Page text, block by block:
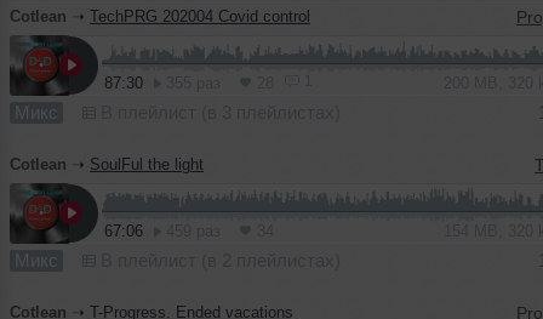
Cotlean ➝ TechPRG 202004 Covid control
87:30
Микс
Cotlean ➝ SoulFul the light
67:06
Микс
Cotlean ➝ T-Progress. Ended vacations